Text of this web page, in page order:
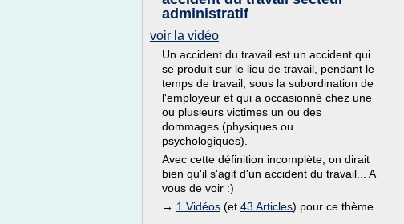
administratif
voir la vidéo
Un accident du travail est un accident qui
se produit sur le lieu de travail, pendant le
temps de travail, sous la subordination de
l'employeur et qui a occasionné chez une
ou plusieurs victimes un ou des
dommages (physiques ou
psychologiques).
Avec cette définition incomplète, on dirait
bien qu'il s'agit d'un accident du travail... A
vous de voir :)
→ 1 Vidéos (et 43 Articles) pour ce thème